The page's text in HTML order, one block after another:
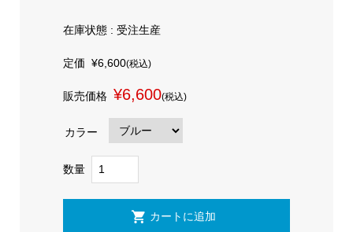
在庫状態 : 受注生産
定価 ¥6,600(税込)
販売価格 ¥6,600(税込)
カラー
数量